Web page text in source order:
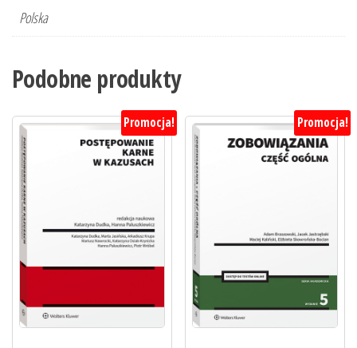
Polska
Podobne produkty
Promocja! Promocja!